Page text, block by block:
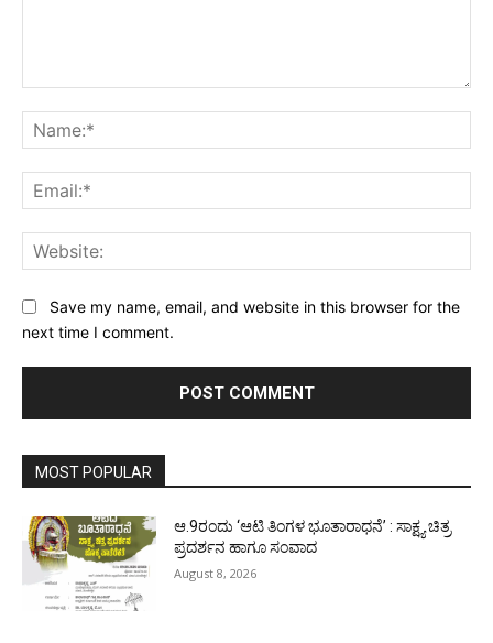
Save my name, email, and website in this browser for the
next time I comment.
MOST POPULAR
ಆ.9ರಂದು ‘ಆಟಿ ತಿಂಗಳ ಭೂತಾರಾಧನೆ’ : ಸಾಕ್ಷ್ಯ ಚಿತ್ರ
ಪ್ರದರ್ಶನ ಹಾಗೂ ಸಂವಾದ
August 8, 2026